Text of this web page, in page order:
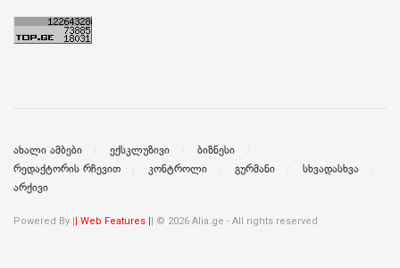
ახალი ამბები ექსკლუზივი
ბიზნესი
რედაქტორის რჩევით
კონტროლი გურმანი
სხვადასხვა
არქივი
Powered By || Web Features || © 2026 Alia.ge - All rights reserved